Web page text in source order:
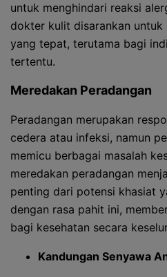
untuk menghindari reaksi
dokter kulit disarankan untuk
yang tepat, terutama bagi
tertentu.
Meredakan Peradangan
Peradangan merupakan
cedera atau infeksi, namun
memicu berbagai masalah
meredakan peradangan
penting dari potensi khasiat
dengan rasa pahit ini,
bagi kesehatan secara
Kandungan Senyawa